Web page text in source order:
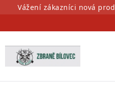
PřejítVážení zákazníci nová